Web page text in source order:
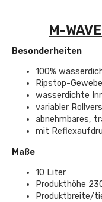
M-
Besonderheiten
100%
Ripstop-
wasserdichte
variabler
abnehmbares,
mit
Maße
10 Liter
Produkthöhe
Produktbreite/